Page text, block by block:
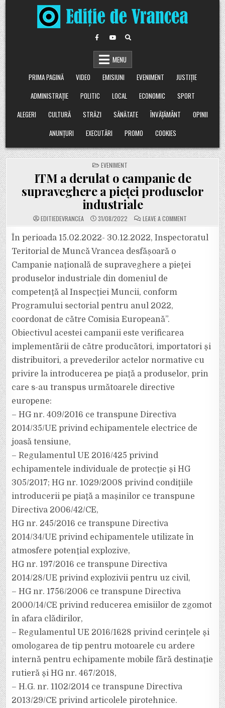
Skip
to
content
MENU
PRIMA PAGINĂ
VIDEO EMISIUNI EVENIMENT
JUSTIȚIE
ADMINISTRAȚIE
POLITIC LOCAL ECONOMIC
SPORT
ALEGERI
CULTURĂ STRĂZI SĂNĂTATE ÎNVĂȚĂMÂNT
OPINII
ANUNȚURI
EXECUTĂRI PROMO COOKIES
POSTED
IN
EVENIMENT
ITM a derulat o campanie de
supraveghere a pieţei produselor
industriale
EDITIEDEVRANCEA 31/08/2022 LEAVE A COMMENT
ITM
DERULAT
O
SUPRAVEGHERE
A
În perioada 15.02.2022- 30.12.2022, Inspectoratul
Teritorial de Muncă Vrancea desfășoară o
Campanie naţională de supraveghere a pieţei
produselor industriale din domeniul de
competenţă al Inspecţiei Muncii, conform
Programului sectorial pentru anul 2022,
coordonat de către Comisia Europeană”.
Obiectivul acestei campanii este verificarea
implementării de către producători, importatori şi
distribuitori, a prevederilor actelor normative cu
privire la introducerea pe piaţă a produselor, prin
care s-au transpus următoarele directive
europene:
– HG nr. 409/2016 ce transpune Directiva
2014/35/UE privind echipamentele electrice de
joasă tensiune,
– Regulamentul UE 2016/425 privind
echipamentele individuale de protecţie şi HG
305/2017; HG nr. 1029/2008 privind condiţiile
introducerii pe piaţă a maşinilor ce transpune
Directiva 2006/42/CE,
HG nr. 245/2016 ce transpune Directiva
2014/34/UE privind echipamentele utilizate în
atmosfere potenţial explozive,
HG nr. 197/2016 ce transpune Directiva
2014/28/UE privind explozivii pentru uz civil,
– HG nr. 1756/2006 ce transpune Directiva
2000/14/CE privind reducerea emisiilor de zgomot
în afara clădirilor,
– Regulamentul UE 2016/1628 privind cerinţele şi
omologarea de tip pentru motoarele cu ardere
internă pentru echipamente mobile fără destinaţie
rutieră şi HG nr. 467/2018,
– H.G. nr. 1102/2014 ce transpune Directiva
2013/29/CE privind articolele pirotehnice.